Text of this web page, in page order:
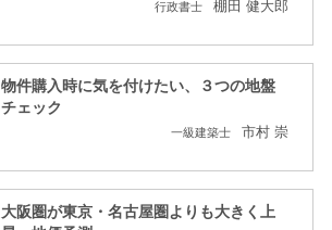
行政書士 棚田 健大郎
物件購入時に気を付けたい、３つの地盤
チェック
一級建築士 市村 崇
大阪圏が東京・名古屋圏よりも大きく上